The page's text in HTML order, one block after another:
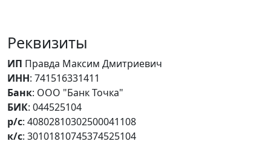
Реквизиты
ИП Правда Максим Дмитриевич
ИНН: 741516331411
Банк: ООО "Банк Точка"
БИК: 044525104
р/с: 40802810302500041108
к/с: 30101810745374525104